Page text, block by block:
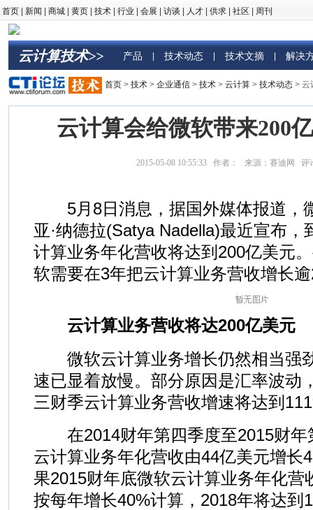
首页 新闻 商城 黄页 技术 行业 会展 访谈 人才 供求 社区 周刊
云计算技术>> 产品 技术动态 技术文摘 解决
首页 > 技术 > 企业通信 > 技术 > 云计算 > 技术动态 > 云
云计算会给微软带来200
2015-05-08 10:55:33 作者： 来源：赛迪网 评
5月8日消息，据国外媒体报道，
亚·纳德拉(Satya Nadella)最近宣布，
计算业务年化营收将达到200亿美元
软需要在3年把云计算业务营收增长
云计算业务营收将达200亿美元
微软云计算业务增长仍然相当强
速已显着放慢。部分原因是汇率波动
三财季云计算业务营收增速将达到
在2014财年第四季度至2015财年
云计算业务年化营收由44亿美元增长
果2015财年底微软云计算业务年化营
按每年增长40%计算，2018年将达到